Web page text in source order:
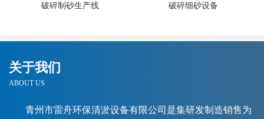
破碎制砂生产线 破碎细砂设备
关于我们
ABOUT US
青州市雷舟环保清淤设备有限公司是集研发制造销售为